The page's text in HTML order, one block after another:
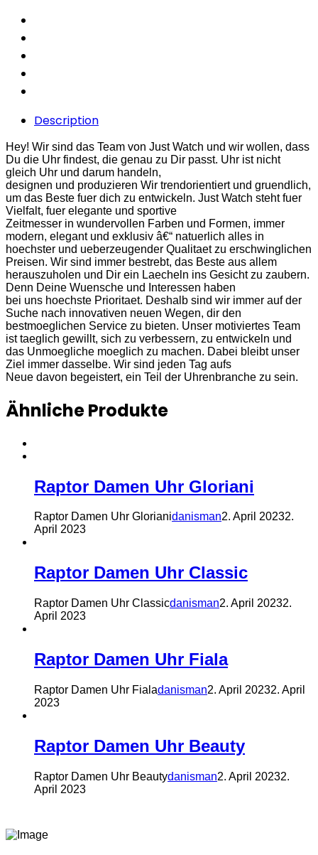
Description
Hey! Wir sind das Team von Just Watch und wir wollen, dass
Du die Uhr findest, die genau zu Dir passt. Uhr ist nicht
gleich Uhr und darum handeln,
designen und produzieren Wir trendorientiert und gruendlich,
um das Beste fuer dich zu entwickeln. Just Watch steht fuer
Vielfalt, fuer elegante und sportive
Zeitmesser in wundervollen Farben und Formen, immer
modern, elegant und exklusiv â€“ natuerlich alles in
hoechster und ueberzeugender Qualitaet zu erschwinglichen
Preisen. Wir sind immer bestrebt, das Beste aus allem
herauszuholen und Dir ein Laecheln ins Gesicht zu zaubern.
Denn Deine Wuensche und Interessen haben
bei uns hoechste Prioritaet. Deshalb sind wir immer auf der
Suche nach innovativen neuen Wegen, dir den
bestmoeglichen Service zu bieten. Unser motiviertes Team
ist taeglich gewillt, sich zu verbessern, zu entwickeln und
das Unmoegliche moeglich zu machen. Dabei bleibt unser
Ziel immer dasselbe. Wir sind jeden Tag aufs
Neue davon begeistert, ein Teil der Uhrenbranche zu sein.
Ähnliche Produkte
Raptor Damen Uhr Gloriani
Raptor Damen Uhr Glorianidanisman2. April 20232.
April 2023
Raptor Damen Uhr Classic
Raptor Damen Uhr Classicdanisman2. April 20232.
April 2023
Raptor Damen Uhr Fiala
Raptor Damen Uhr Fialadanisman2. April 20232. April
2023
Raptor Damen Uhr Beauty
Raptor Damen Uhr Beautydanisman2. April 20232.
April 2023